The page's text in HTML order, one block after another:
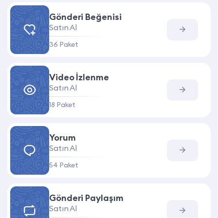
Gönderi Beğenisi
Satın Al
36 Paket
Video İzlenme
Satın Al
18 Paket
Yorum
Satın Al
54 Paket
Gönderi Paylaşım
Satın Al